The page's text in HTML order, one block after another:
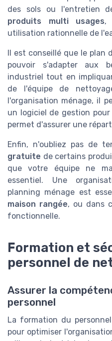
des sols ou l'entretien
produits multi usages,
utilisation rationnelle de
Il est conseillé que le plan
pouvoir s'adapter aux
industriel tout en
de l'équipe de
l'organisation ménage, il
un logiciel de gestion pour
permet d'assurer une
Enfin, n'oubliez pas de
gratuite de certains
que votre équipe ne
essentiel. Une
planning ménage est
maison rangée, ou dans
fonctionnelle.
Formation et
personnel de
Assurer la
personnel
La formation du
pour optimiser